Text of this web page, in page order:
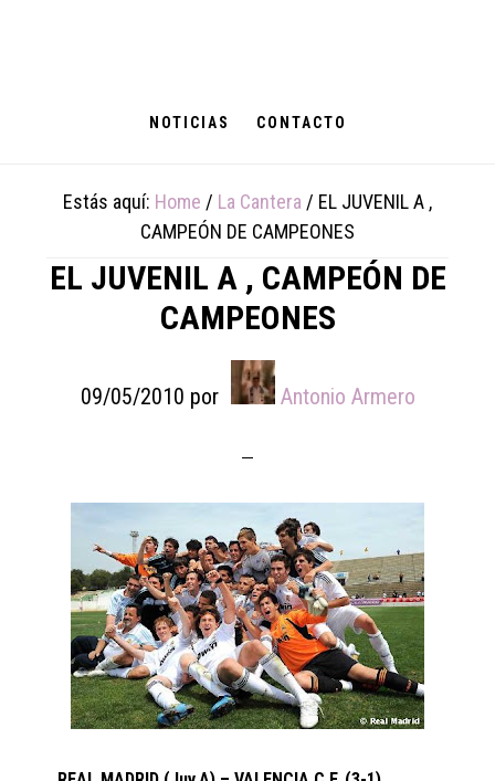
NOTICIAS CONTACTO
Estás aquí: Home / La Cantera / EL JUVENIL A ,
CAMPEÓN DE CAMPEONES
EL JUVENIL A , CAMPEÓN DE
CAMPEONES
09/05/2010 por Antonio Armero